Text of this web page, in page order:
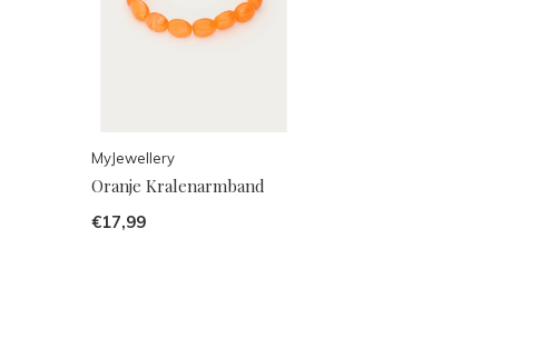
MyJewellery
Oranje Kralenarmband
€17,99